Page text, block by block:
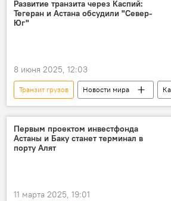
Развитие транзита через Каспий:
Тегеран и Астана обсудили "Север-
Юг"
8 июня 2025, 12:03
Транзит грузов Новости мира
Иран
Каспийское море
Коридор "Север-Юг"
Первым проектом инвестфонда
Астаны и Баку станет терминал в
порту Алят
11 марта 2025, 19:01